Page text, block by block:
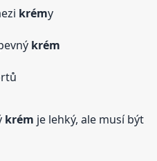
krémy
krém
krém je lehký, ale musí být